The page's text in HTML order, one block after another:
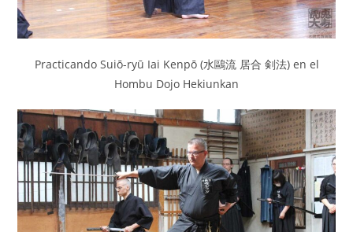
Practicando Suiō-ryū Iai Kenpō (水鷗流 居合 剣法) en el
Hombu Dojo Hekiunkan